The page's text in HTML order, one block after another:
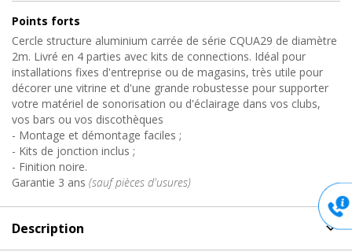
Points forts
Cercle structure aluminium carrée de série CQUA29 de diamètre
2m. Livré en 4 parties avec kits de connections. Idéal pour
installations fixes d'entreprise ou de magasins, très utile pour
décorer une vitrine et d'une grande robustesse pour supporter
votre matériel de sonorisation ou d'éclairage dans vos clubs,
vos bars ou vos discothèques
- Montage et démontage faciles ;
- Kits de jonction inclus ;
- Finition noire.
Garantie 3 ans (sauf pièces d'usures)
Description